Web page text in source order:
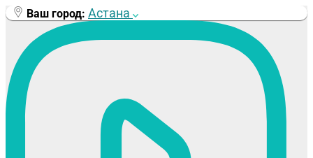
Перейти
содержимому
Ваш город: Астана